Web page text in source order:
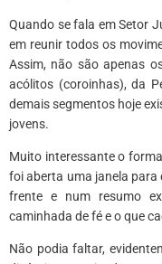
Quando se fala em Setor
em reunir todos os
Assim, não são apenas
acólitos (coroinhas), da
demais segmentos hoje
jovens.
Muito interessante o
foi aberta uma janela para
frente e num resumo
caminhada de fé e o que
Não podia faltar,